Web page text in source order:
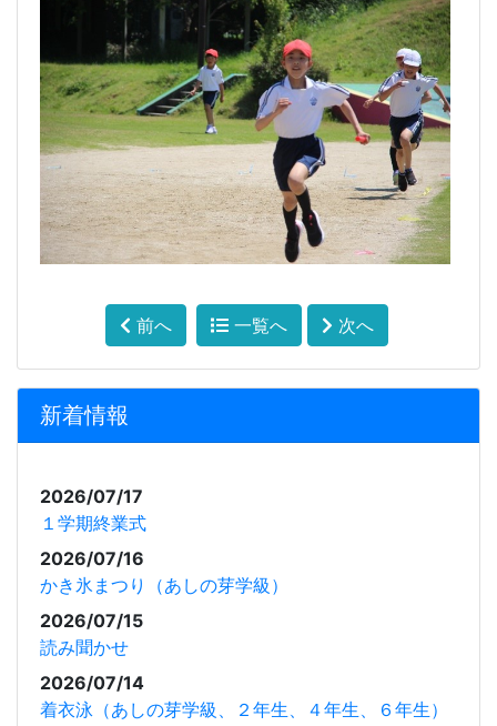
前へ 一覧へ 次へ
新着情報
2026/07/17
１学期終業式
2026/07/16
かき氷まつり（あしの芽学級）
2026/07/15
読み聞かせ
2026/07/14
着衣泳（あしの芽学級、２年生、４年生、６年生）